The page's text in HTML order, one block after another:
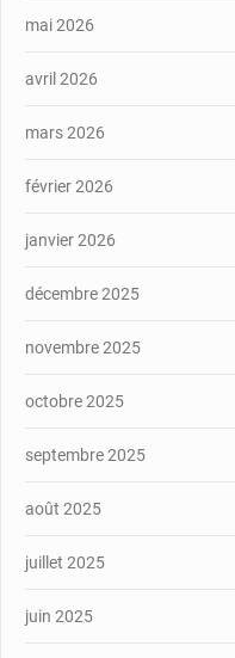
mai 2026
avril 2026
mars 2026
février 2026
janvier 2026
décembre 2025
novembre 2025
octobre 2025
septembre 2025
août 2025
juillet 2025
juin 2025